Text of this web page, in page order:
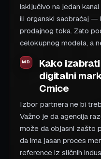
isključivo na jedan
ili organski saobraćaj —
prodajnog toka. Zato
celokupnog modela, a
Kako
digitalni
Crnice
Izbor partnera ne bi
Važno je da agencija
može da objasni zašto
da ima jasan proces
reference iz sličnih